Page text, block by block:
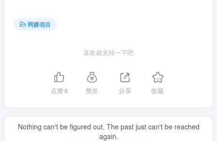
网赚项目
喜欢就支持一下吧
点赞8 赞赏 分享 收藏
Nothing can't be figured out. The past just can't be reached
again.